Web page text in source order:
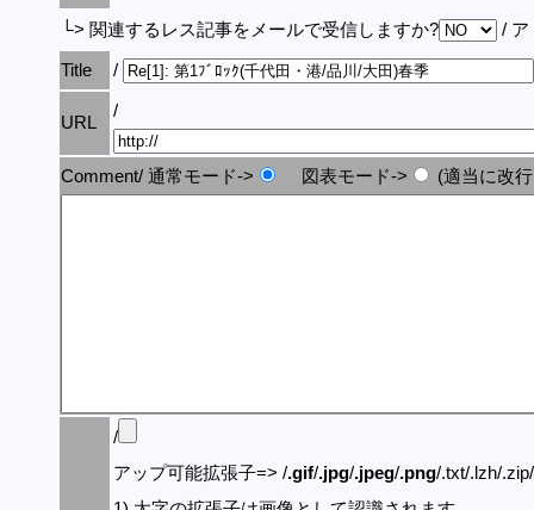
└> 関連するレス記事をメールで受信しますか?
/ ア
Title
/
URL
/
Comment/ 通常モード-> 図表モード-> (適当に改
/
アップ可能拡張子=> /.gif/.jpg/.jpeg/.png/.txt/.lzh/